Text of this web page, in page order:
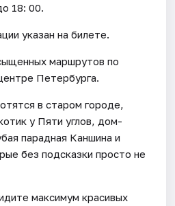
18: 00.
указан на билете.
маршрутов по
Петербурга.
в старом городе,
у Пяти углов, дом-
парадная Каншина и
без подсказки просто не
максимум красивых